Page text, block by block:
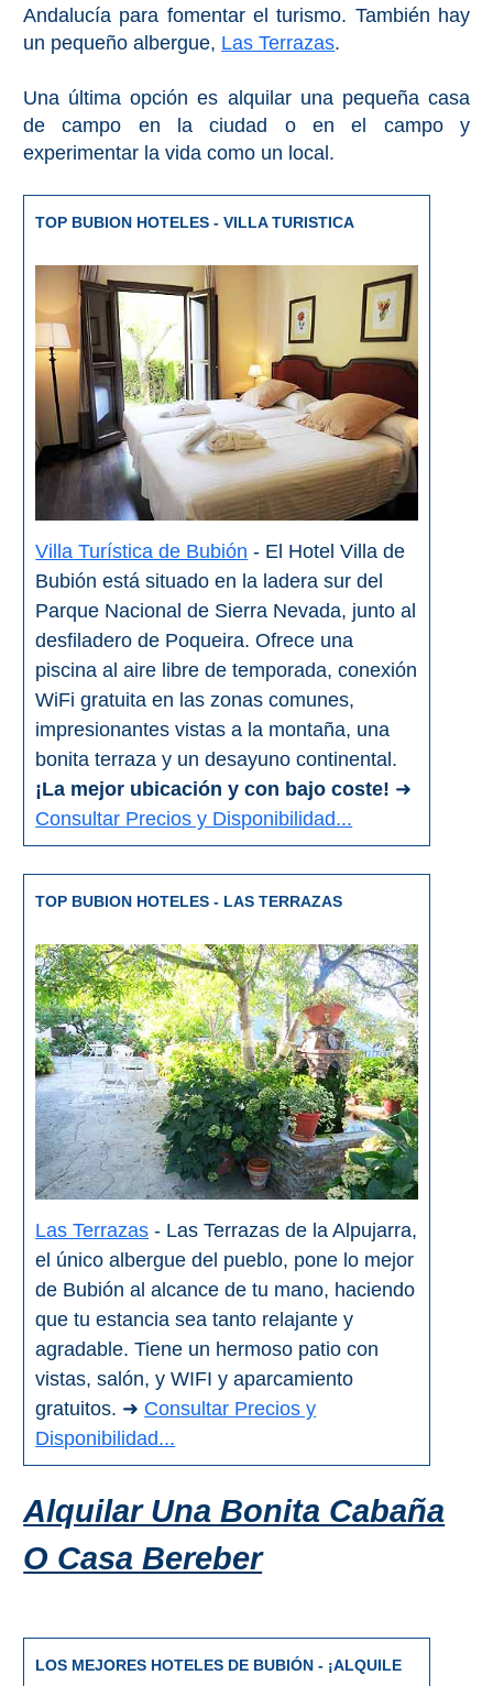
Andalucía para fomentar el turismo. También hay
un pequeño albergue, Las Terrazas.
Una última opción es alquilar una pequeña casa
de campo en la ciudad o en el campo y
experimentar la vida como un local.
TOP BUBION HOTELES - VILLA TURISTICA
Villa Turística de Bubión - El Hotel Villa de
Bubión está situado en la ladera sur del
Parque Nacional de Sierra Nevada, junto al
desfiladero de Poqueira. Ofrece una
piscina al aire libre de temporada, conexión
WiFi gratuita en las zonas comunes,
impresionantes vistas a la montaña, una
bonita terraza y un desayuno continental.
¡La mejor ubicación y con bajo coste! ➜
Consultar Precios y Disponibilidad...
TOP BUBION HOTELES - LAS TERRAZAS
Las Terrazas - Las Terrazas de la Alpujarra,
el único albergue del pueblo, pone lo mejor
de Bubión al alcance de tu mano, haciendo
que tu estancia sea tanto relajante y
agradable. Tiene un hermoso patio con
vistas, salón, y WIFI y aparcamiento
gratuitos. ➜ Consultar Precios y
Disponibilidad...
Alquilar Una Bonita Cabaña
O Casa Bereber
LOS MEJORES HOTELES DE BUBIÓN - ¡ALQUILE